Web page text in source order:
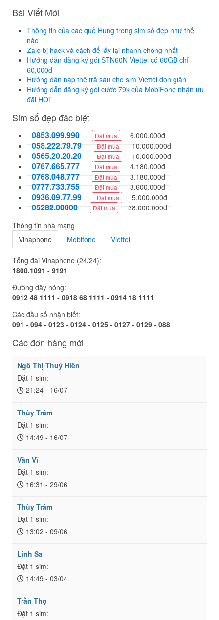
Bài Viết Mới
Thông tin của các quẻ Hung trong sim số đẹp như thế
nào
Zalo bị hack và cách để lấy lại nhanh chóng nhất
Hướng dẫn đăng ký gói STN60N Viettel có 60GB chỉ
60,000đ
Hướng dẫn nạp thẻ trả sau cho sim Viettel đơn giản
Hướng dẫn đăng ký gói cước 79k của MobiFone nhận ưu
đãi HOT
Sim số đẹp đặc biệt
0853.099.990 Đặt mua 6.000.000đ
058.222.79.79 Đặt mua 10.000.000đ
0565.20.20.20 Đặt mua 10.000.000đ
0767.665.777 Đặt mua 4.180.000đ
0768.048.777 Đặt mua 3.180.000đ
0777.733.755 Đặt mua 3.600.000đ
0936.09.77.99 Đặt mua 5.000.000đ
05282.00000 Đặt mua
38.000.000đ
Thông tin nhà mạng
Vinaphone
Mobifone Viettel
Tổng đài Vinaphone (24/24):
1800.1091 - 9191
Đường dây nóng:
0912 48 1111 - 0918 68 1111 - 0914 18 1111
Các đầu số nhận biết:
091 - 094 - 0123 - 0124 - 0125 - 0127 - 0129 - 088
Các đơn hàng mới
Ngô Thị Thuý Hiền
Đặt 1 sim:
21:24 - 16/07
Thùy Trâm
Đặt 1 sim:
14:49 - 16/07
Văn Vĩ
Đặt 1 sim:
16:31 - 29/06
Thùy Trâm
Đặt 1 sim:
13:02 - 09/06
Linh Sa
Đặt 1 sim:
14:49 - 03/04
Trần Thọ
Đặt 1 sim: